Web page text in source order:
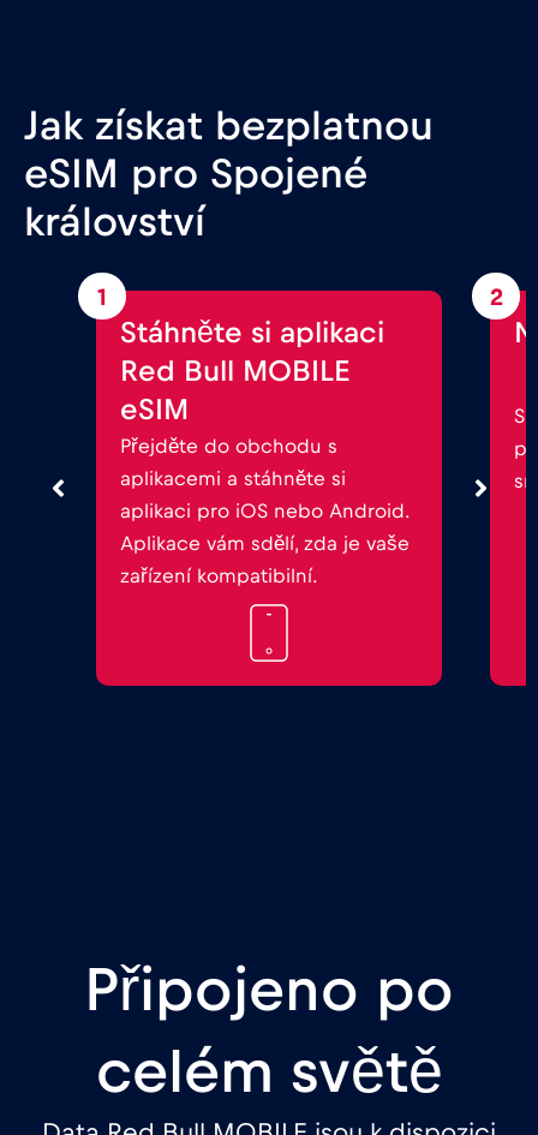
Jak získat bezplatnou
eSIM pro Spojené
království
1
Stáhněte si aplikaci
Red Bull MOBILE
eSIM
Přejděte do obchodu s
aplikacemi a stáhněte si
aplikaci pro iOS nebo Android.
Aplikace vám sdělí, zda je vaše
zařízení kompatibilní.
2
Připojeno po
celém světě